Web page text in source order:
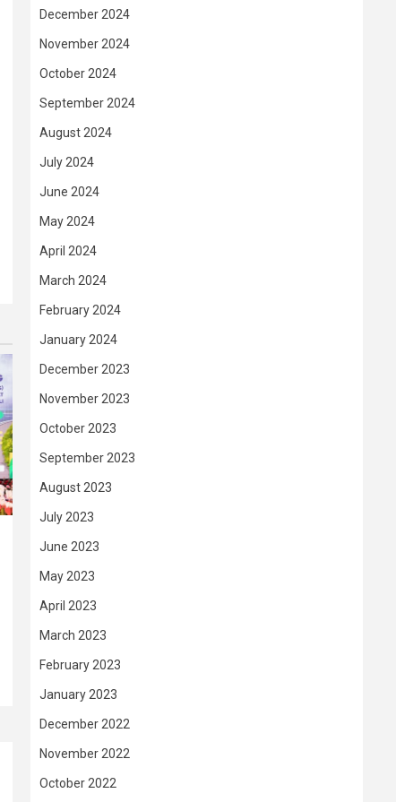
December 2024
November 2024
October 2024
September 2024
August 2024
July 2024
June 2024
May 2024
April 2024
March 2024
February 2024
January 2024
December 2023
November 2023
October 2023
September 2023
August 2023
July 2023
June 2023
May 2023
April 2023
March 2023
February 2023
January 2023
December 2022
November 2022
October 2022